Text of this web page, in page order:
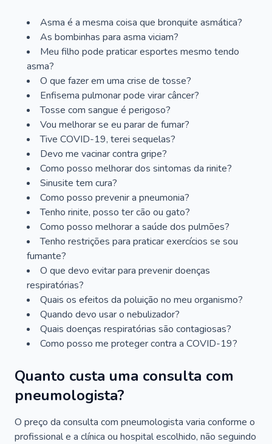
Asma é a mesma coisa que bronquite asmática?
As bombinhas para asma viciam?
Meu filho pode praticar esportes mesmo tendo
asma?
O que fazer em uma crise de tosse?
Enfisema pulmonar pode virar câncer?
Tosse com sangue é perigoso?
Vou melhorar se eu parar de fumar?
Tive COVID-19, terei sequelas?
Devo me vacinar contra gripe?
Como posso melhorar dos sintomas da rinite?
Sinusite tem cura?
Como posso prevenir a pneumonia?
Tenho rinite, posso ter cão ou gato?
Como posso melhorar a saúde dos pulmões?
Tenho restrições para praticar exercícios se sou
fumante?
O que devo evitar para prevenir doenças
respiratórias?
Quais os efeitos da poluição no meu organismo?
Quando devo usar o nebulizador?
Quais doenças respiratórias são contagiosas?
Como posso me proteger contra a COVID-19?
Quanto custa uma consulta com
pneumologista?
O preço da consulta com pneumologista varia conforme o
profissional e a clínica ou hospital escolhido, não seguindo